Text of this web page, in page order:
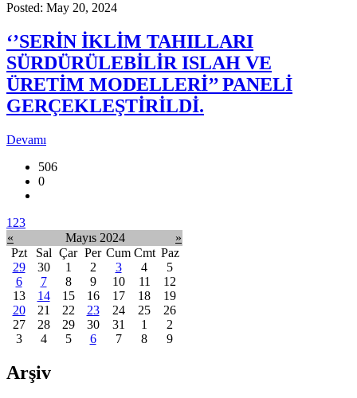
Posted: May 20, 2024
‘’SERİN İKLİM TAHILLARI
SÜRDÜRÜLEBİLİR ISLAH VE
ÜRETİM MODELLERİ’’ PANELİ
GERÇEKLEŞTİRİLDİ.
Devamı
506
0
1 23
«
Mayıs 2024
»
Pzt
Sal Çar Per Cum Cmt Paz
29
30 1 2 3 4
5
6
7 8 9 10 11
12
13
14 15 16 17 18
19
20
21 22 23 24 25
26
27
28 29 30 31 1
2
3
4 5 6 7 8 9
Arşiv